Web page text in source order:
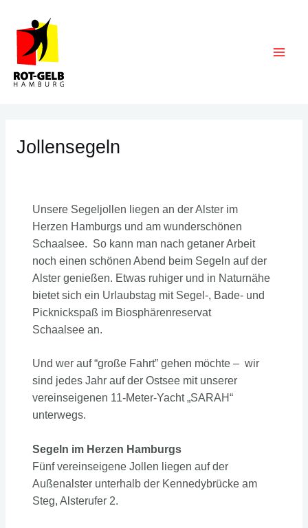
springen
Jollensegeln
Unsere Segeljollen liegen an der Alster im
Herzen Hamburgs und am wunderschönen
Schaalsee. So kann man nach getaner Arbeit
noch einen schönen Abend beim Segeln auf der
Alster genießen. Etwas ruhiger und in Naturnähe
bietet sich ein Urlaubstag mit Segel-, Bade- und
Picknickspaß im Biosphärenreservat
Schaalsee an.
Und wer auf “große Fahrt” gehen möchte – wir
sind jedes Jahr auf der Ostsee mit unserer
vereinseigenen 11-Meter-Yacht „SARAH“
unterwegs.
Segeln im Herzen Hamburgs
Fünf vereinseigene Jollen liegen auf der
Außenalster unterhalb der Kennedybrücke am
Steg, Alsterufer 2.